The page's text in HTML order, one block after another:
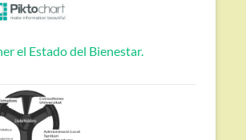
el Estado del Bienestar.